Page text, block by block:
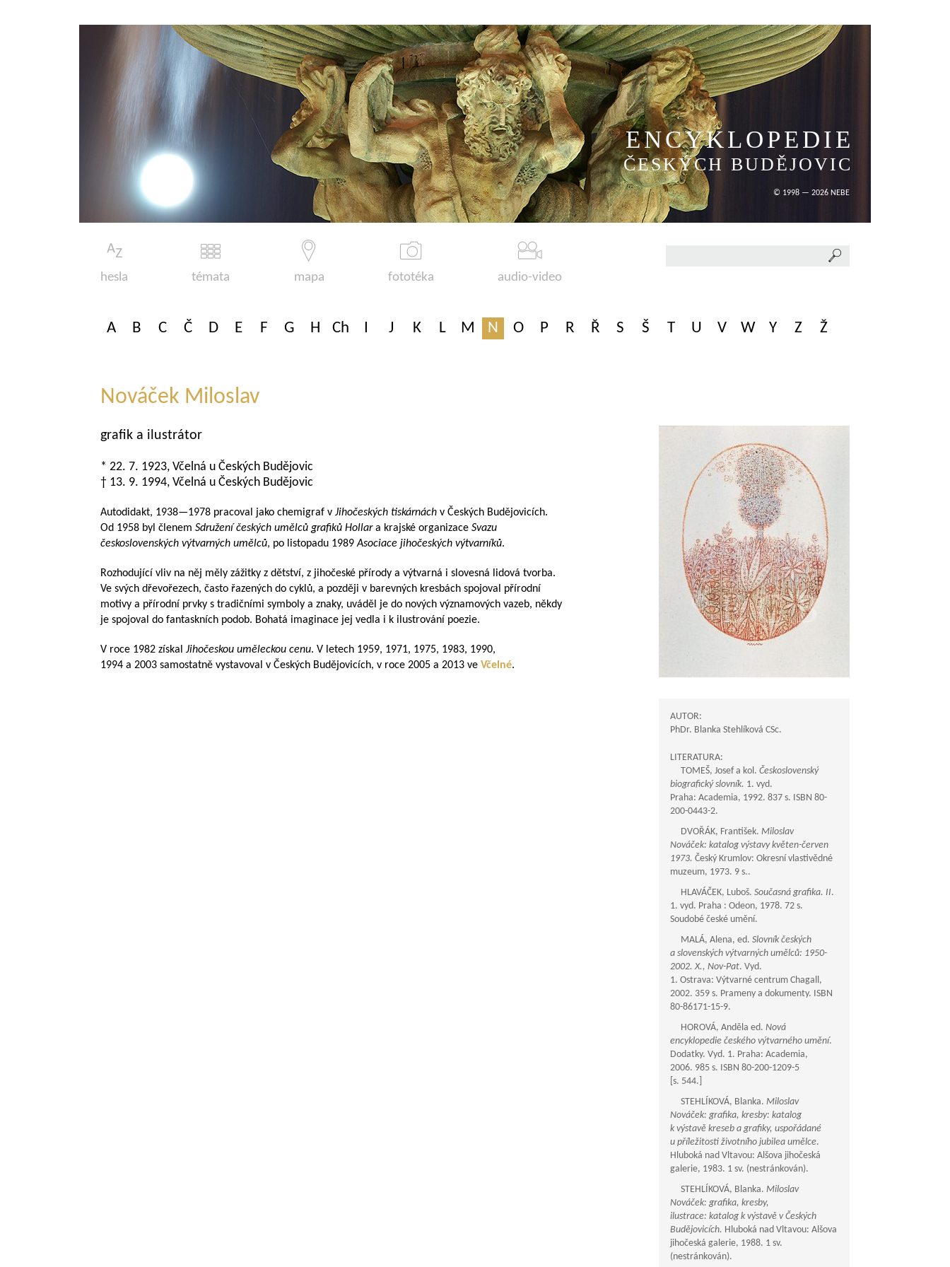
ENCYKLOPEDIE
ČESKÝCH BUDĚJOVIC
© 1998 — 2026 NEBE
hesla témata mapa fototéka audio-video
A B C Č D E F G H Ch I J K L M N O P R Ř S Š T U V W Y Z Ž
Nováček Miloslav
grafik a ilustrátor
* 22. 7. 1923, Včelná u Českých Budějovic
† 13. 9. 1994, Včelná u Českých Budějovic
Autodidakt, 1938—1978 pracoval jako chemigraf v Jihočeských tiskárnách v Českých Budějovicích.
Od 1958 byl členem Sdružení českých umělců grafiků Hollara krajské organizace Svazu
československých výtvarných umělců, po listopadu 1989Asociace jihočeských výtvarníků.
Rozhodující vliv na něj měly zážitky z dětství, z jihočeské přírody a výtvarná i slovesná lidová tvorba.
Ve svých dřevořezech, často řazených do cyklů, a později v barevných kresbách spojoval přírodní
motivy a přírodní prvky s tradičními symboly a znaky, uváděl je do nových významových vazeb, někdy
je spojoval do fantaskních podob. Bohatá imaginace jej vedla i k ilustrování poezie.
V roce 1982 získal Jihočeskou uměleckou cenu. V letech 1959, 1971, 1975, 1983, 1990,
1994 a 2003 samostatně vystavoval v Českých Budějovicích, v roce 2005 a 2013 ve Včelné.
AUTOR:
PhDr. Blanka Stehlíková CSc.
LITERATURA:
TOMEŠ, Josef a kol. Československý
biografický slovník. 1. vyd.
Praha: Academia, 1992. 837 s. ISBN 80-
200-0443-2.
DVOŘÁK, František. Miloslav
Nováček: katalog výstavy květen-červen
1973. Český Krumlov: Okresní vlastivědné
muzeum, 1973. 9 s..
HLAVÁČEK, Luboš. Současná grafika. II.
1. vyd. Praha : Odeon, 1978. 72 s.
Soudobé české umění.
MALÁ, Alena, ed. Slovník českých
a slovenských výtvarných umělců: 1950-
2002. X., Nov-Pat. Vyd.
1. Ostrava: Výtvarné centrum Chagall,
2002. 359 s. Prameny a dokumenty. ISBN
80-86171-15-9.
HOROVÁ, Anděla ed. Nová
encyklopedie českého výtvarného umění.
Dodatky. Vyd. 1. Praha: Academia,
2006. 985 s. ISBN 80-200-1209-5
[s. 544.]
STEHLÍKOVÁ, Blanka. Miloslav
Nováček: grafika, kresby: katalog
k výstavě kreseb a grafiky, uspořádané
u příležitosti životního jubilea umělce.
Hluboká nad Vltavou: Alšova jihočeská
galerie, 1983. 1 sv. (nestránkován).
STEHLÍKOVÁ, Blanka. Miloslav
Nováček: grafika, kresby,
ilustrace: katalog k výstavě v Českých
Budějovicích. Hluboká nad Vltavou: Alšova
jihočeská galerie, 1988. 1 sv.
(nestránkován).